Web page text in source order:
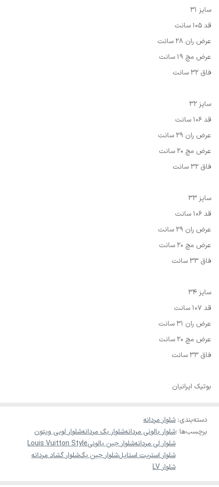
سایز 31
قد 105 سانت
عرض ران 28 سانت
عرض مچ 19 سانت
فاق 32 سانت
سایز 32
قد 106 سانت
عرض ران 29 سانت
عرض مچ 20 سانت
فاق 32 سانت
سایز 33
قد 106 سانت
عرض ران 29 سانت
عرض مچ 20 سانت
فاق 33 سانت
سایز 34
قد 107 سانت
عرض ران 31 سانت
عرض مچ 20 سانت
فاق 33 سانت
بوتیک ایرانیان
دسته‌بندی: شلوار مردانه
برچسب‌ها :شلوار بالونی مردانهشلوار بگ مردانهشلوار لویی ویتون
شلوار لی مردانهشلوار جین بالونیLouis Vuitton Style
شلوار استریت استایلشلوار جین بگشلوار گشاد مردانه
شلوار LV